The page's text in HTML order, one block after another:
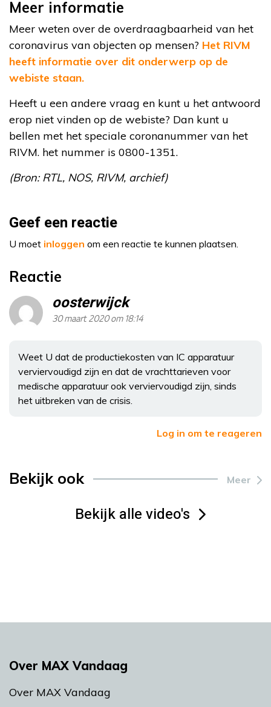
Meer informatie
Meer weten over de overdraagbaarheid van het
coronavirus van objecten op mensen? Het RIVM
heeft informatie over dit onderwerp op de
webiste staan.
Heeft u een andere vraag en kunt u het antwoord
erop niet vinden op de webiste? Dan kunt u
bellen met het speciale coronanummer van het
RIVM. het nummer is 0800-1351.
(Bron: RTL, NOS, RIVM, archief)
Geef een reactie
U moet inloggen om een reactie te kunnen plaatsen.
Reactie
oosterwijck
30 maart 2020 om 18:14
Weet U dat de productiekosten van IC apparatuur
verviervoudigd zijn en dat de vrachttarieven voor
medische apparatuur ook verviervoudigd zijn, sinds
het uitbreken van de crisis.
Log in om te reageren
Bekijk ook Meer
Bekijk alle video's
Over MAX Vandaag
Over MAX Vandaag